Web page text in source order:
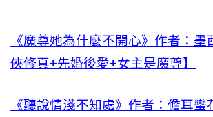
《魔尊她為什麼不開心》作者：墨
俠修真+先婚後愛+女主是魔尊】
《聽說情淺不知處》作者：儋耳蠻